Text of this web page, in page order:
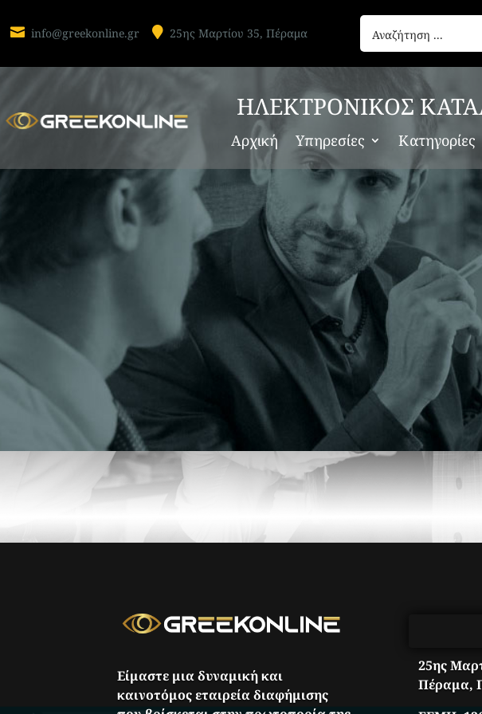
 info@greekonline.gr  25ης Μαρτίου 35, Πέραμα
ΗΛΕΚΤΡΟΝΙΚΟΣ
Αρχική Υπηρεσίες Κατηγορίες
Δεν βρέθηκαν αποτελέσματα
Η σελίδα που ζητήσατε δε βρέθηκε. Προσπαθήστε να
το μενού από πάνω για να εντοπίσετε την ανάρτηση.
Είμαστε μια δυναμική και
καινοτόμος εταιρεία διαφήμισης
25ης
Πέραμα,